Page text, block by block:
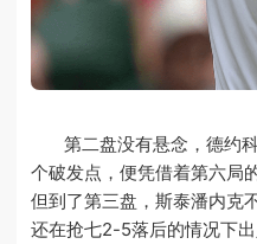
第二盘没有悬念，德约科
个破发点，便凭借着第六局
但到了第三盘，斯泰潘内克
还在抢七2-5落后的情况下